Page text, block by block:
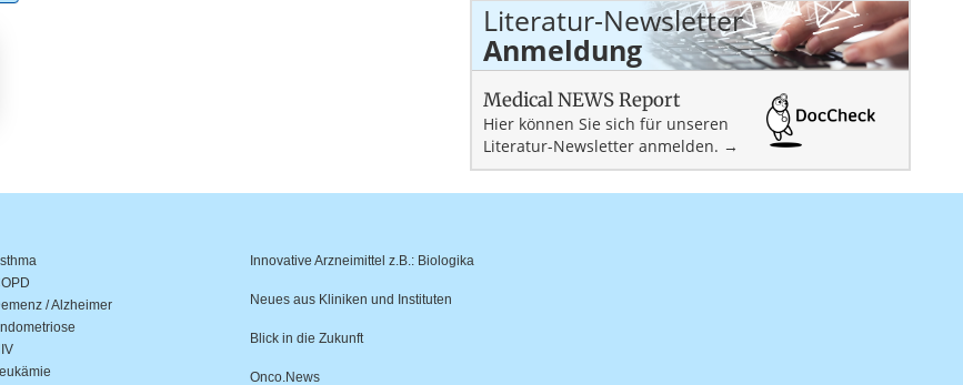
Literatur-Newsletter
Anmeldung
Medical NEWS Report
Hier können Sie sich für unseren
Literatur-Newsletter anmelden. →
/ Alzheimer
Innovative Arzneimittel z.B.: Biologika
Neues aus Kliniken und Instituten
Blick in die Zukunft
Onco.News